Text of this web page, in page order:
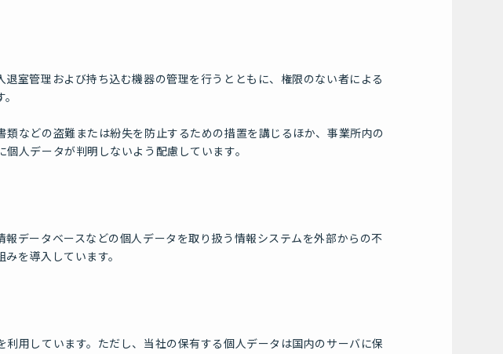
室管理および持ち込む機器の管理を行うとともに、権限のない者による
などの盗難または紛失を防止するための措置を講じるほか、事業所内の
人データが判明しないよう配慮しています。
データベースなどの個人データを取り扱う情報システムを外部からの不
を導入しています。
用しています。ただし、当社の保有する個人データは国内のサーバに保